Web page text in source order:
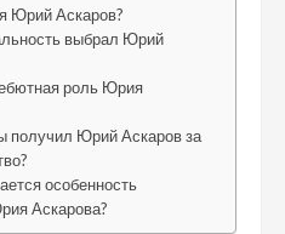
Юрий Аскаров?
выбрал Юрий
роль Юрия
получил Юрий Аскаров за
особенность
Аскарова?